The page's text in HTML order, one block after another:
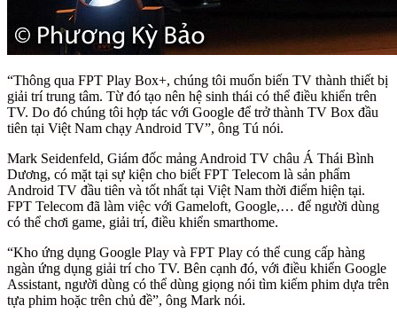
“Thông qua FPT Play Box+, chúng tôi muốn biến TV thành thiết bị
giải trí trung tâm. Từ đó tạo nên hệ sinh thái có thể điều khiển trên
TV. Do đó chúng tôi hợp tác với Google để trở thành TV Box đầu
tiên tại Việt Nam chạy Android TV”, ông Tú nói.
Mark Seidenfeld, Giám đốc mảng Android TV châu Á Thái Bình
Dương, có mặt tại sự kiện cho biết FPT Telecom là sản phẩm
Android TV đầu tiên và tốt nhất tại Việt Nam thời điểm hiện tại.
FPT Telecom đã làm việc với Gameloft, Google,… để người dùng
có thể chơi game, giải trí, điều khiển smarthome.
“Kho ứng dụng Google Play và FPT Play có thể cung cấp hàng
ngàn ứng dụng giải trí cho TV. Bên cạnh đó, với điều khiển Google
Assistant, người dùng có thể dùng giọng nói tìm kiếm phim dựa trên
tựa phim hoặc trên chủ đề”, ông Mark nói.